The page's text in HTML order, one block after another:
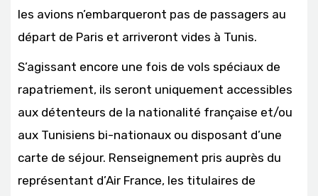
les avions n’embarqueront pas de passagers au
départ de Paris et arriveront vides à Tunis.
S’agissant encore une fois de vols spéciaux de
rapatriement, ils seront uniquement accessibles
aux détenteurs de la nationalité française et/ou
aux Tunisiens bi-nationaux ou disposant d’une
carte de séjour. Renseignement pris auprès du
représentant d’Air France, les titulaires de